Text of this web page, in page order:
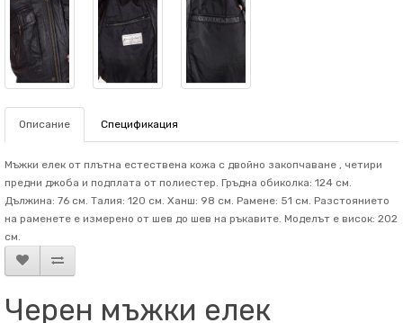
Описание Спецификация
Мъжки елек от плътна естествена кожа с двойно закопчаване , четири
предни джоба и подплата от полиестер. Гръдна обиколка: 124 см.
Дължина: 76 см. Талия: 120 см. Ханш: 98 см. Рамене: 51 см. Разстоянието
на раменете е измерено от шев до шев на ръкавите. Mоделът е висок: 202
см.
Черен мъжки елек